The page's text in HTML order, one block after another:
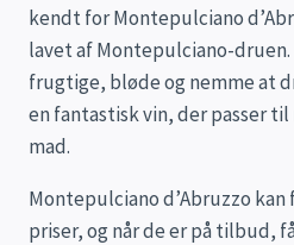
kendt for Montepulciano
lavet af Montepulciano-druen.
frugtige, bløde og nemme at
en fantastisk vin, der passer
mad.
Montepulciano d’Abruzzo
priser, og når de er på tilbud,